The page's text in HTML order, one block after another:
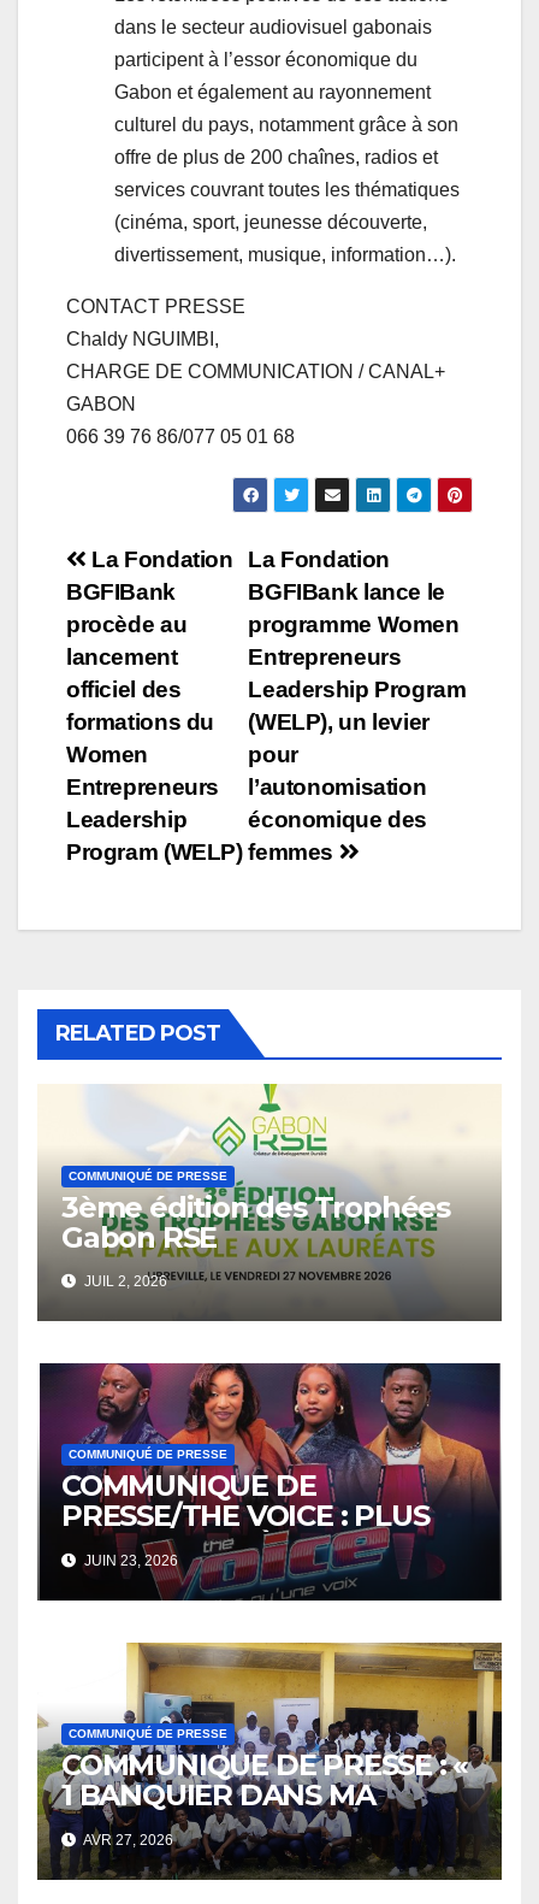
dans le secteur audiovisuel gabonais
participent à l’essor économique du
Gabon et également au rayonnement
culturel du pays, notamment grâce à son
offre de plus de 200 chaînes, radios et
services couvrant toutes les thématiques
(cinéma, sport, jeunesse découverte,
divertissement, musique, information…).
CONTACT PRESSE
Chaldy NGUIMBI,
CHARGE DE COMMUNICATION / CANAL+
GABON
066 39 76 86/077 05 01 68
La Fondation
BGFIBank lance le
programme Women
Entrepreneurs
Leadership Program
(WELP), un levier
pour
l’autonomisation
économique des
femmes
La Fondation
BGFIBank
procède au
lancement
officiel des
formations du
Women
Entrepreneurs
Leadership
Program (WELP)
RELATED POST
COMMUNIQUÉ DE PRESSE
3ème édition des Trophées
Gabon RSE
JUIL 2, 2026
COMMUNIQUÉ DE PRESSE
COMMUNIQUE DE
PRESSE/THE VOICE : PLUS
QU’UNE VOIX À PARTIR DU 12
JUIN SUR CANAL+MAGIC
JUIN 23, 2026
COMMUNIQUÉ DE PRESSE
COMMUNIQUE DE PRESSE : «
1 BANQUIER DANS MA
CLASSE » : LES
COLLABORATEURS
VOLONTAIRES DU GROUPE
AVR 27, 2026